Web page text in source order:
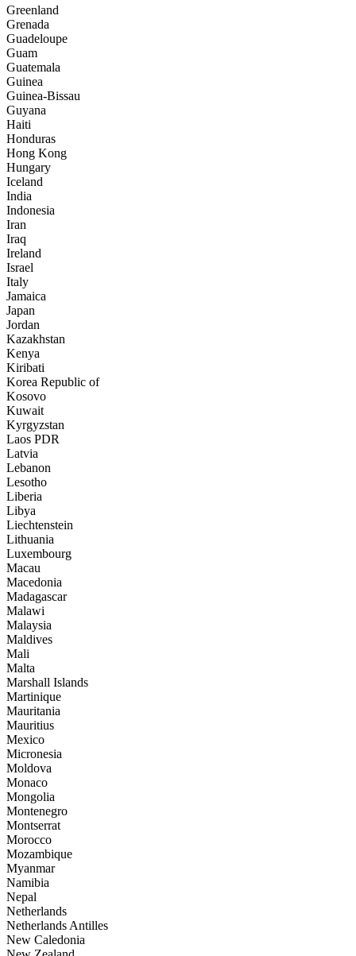
Greenland
Grenada
Guadeloupe
Guam
Guatemala
Guinea
Guinea-Bissau
Guyana
Haiti
Honduras
Hong Kong
Hungary
Iceland
India
Indonesia
Iran
Iraq
Ireland
Israel
Italy
Jamaica
Japan
Jordan
Kazakhstan
Kenya
Kiribati
Korea Republic of
Kosovo
Kuwait
Kyrgyzstan
Laos PDR
Latvia
Lebanon
Lesotho
Liberia
Libya
Liechtenstein
Lithuania
Luxembourg
Macau
Macedonia
Madagascar
Malawi
Malaysia
Maldives
Mali
Malta
Marshall Islands
Martinique
Mauritania
Mauritius
Mexico
Micronesia
Moldova
Monaco
Mongolia
Montenegro
Montserrat
Morocco
Mozambique
Myanmar
Namibia
Nepal
Netherlands
Netherlands Antilles
New Caledonia